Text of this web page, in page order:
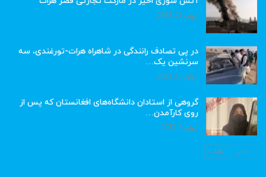
ژوئن 22, 2023
در پی تصادف رانندگی در شاهراه هرات-تورغندی، سه
سرنشین یک…
ژوئن 15, 2023
گروهی از استادان دانشگاه‌های افغانستان که پس از
روی کارآمدن…
ژوئن 6, 2023
قبلی بعد